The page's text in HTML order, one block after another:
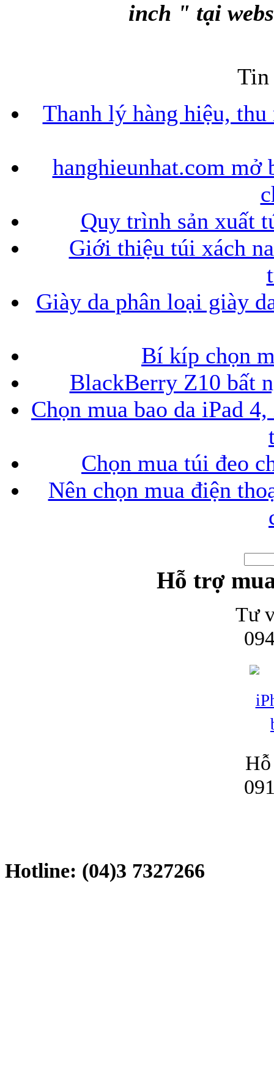
inch " tại
Tin
Thanh lý hàng hiệu,
hanghieunhat.com
Quy trình sản xuất
Giới thiệu túi xách
Giày da phân loại giày
Bí kíp chọn
BlackBerry Z10 bất
Chọn mua bao da iPad
Chọn mua túi đeo
Nên chọn mua điện
Hỗ trợ
Tư
Hotline: (04)3 7327266